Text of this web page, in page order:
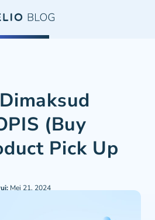
(Buy
Pick Up
Mei 21, 2024